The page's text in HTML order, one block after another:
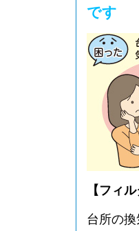
です
【フィ
台所の